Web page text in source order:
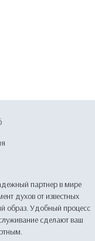
партнер в мире
духов от известных
образ. Удобный процесс
сделают ваш